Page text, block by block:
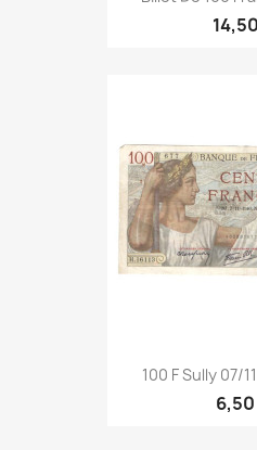
100 F Sully 07/